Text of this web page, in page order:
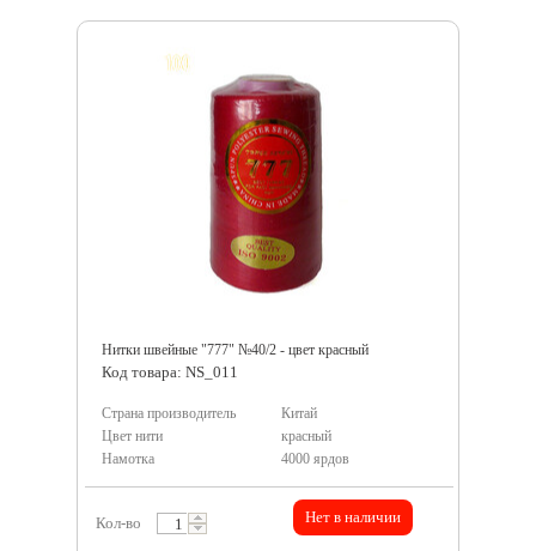
Нитки швейные "777" №40/2 - цвет красный
Код товара: NS_011
Страна производитель
Китай
Цвет нити
красный
Намотка
4000 ярдов
Кол-во Нет в наличии